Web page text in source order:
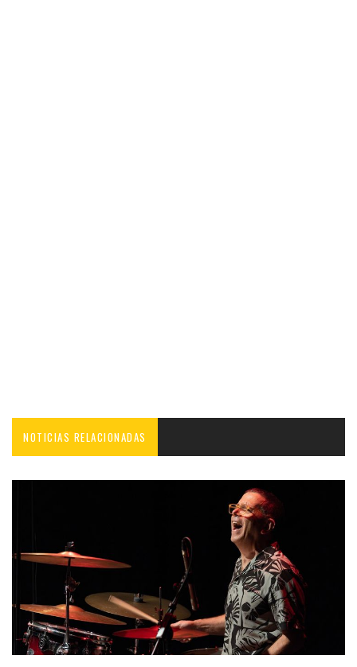
NOTICIAS RELACIONADAS